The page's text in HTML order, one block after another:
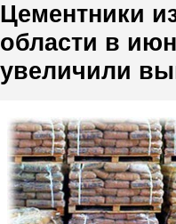
Цементники
области в
увеличили